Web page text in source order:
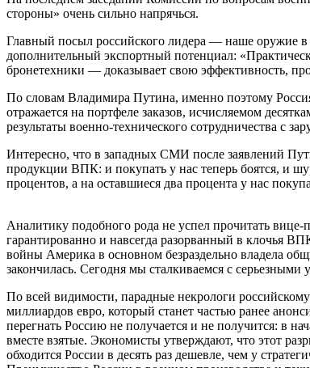
стороны» очень сильно напрячься.
Главный посыл российского лидера — наше оружие
дополнительный экспортный потенциал:
бронетехники — доказывает свою эффективность,
По словам Владимира Путина, именно поэтому
отражается на портфеле заказов, исчисляемом
результаты военно-технического сотрудничества с
Интересно, что в западных СМИ после заявлений
продукции ВПК: и покупать у нас теперь боятся, и
процентов, а на оставшиеся два процента у нас
Аналитику подобного рода не успел прочитать
гарантированно и навсегда разорванный в клочья
войны Америка в основном безраздельно владела
закончилась. Сегодня мы сталкиваемся с
По всей видимости, парадные некрологи
миллиардов евро, который станет частью ранее
перегнать Россию не получается и не получится: в
вместе взятые. Экономисты утверждают, что этот
обходится России в десять раз дешевле, чем у